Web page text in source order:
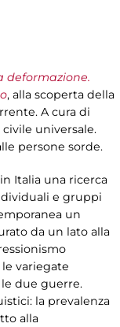
deformazione.
, alla scoperta della
A cura di
universale.
persone sorde.
Italia una ricerca
e gruppi
un
da un lato alla
variegate
due guerre.
la prevalenza
alla